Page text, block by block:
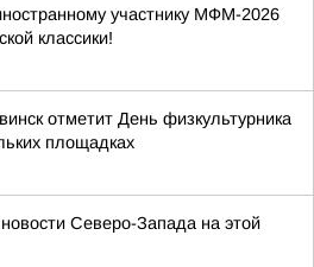
участнику МФМ-2026
классики!
отметит День физкультурника
площадках
Северо-Запада на этой